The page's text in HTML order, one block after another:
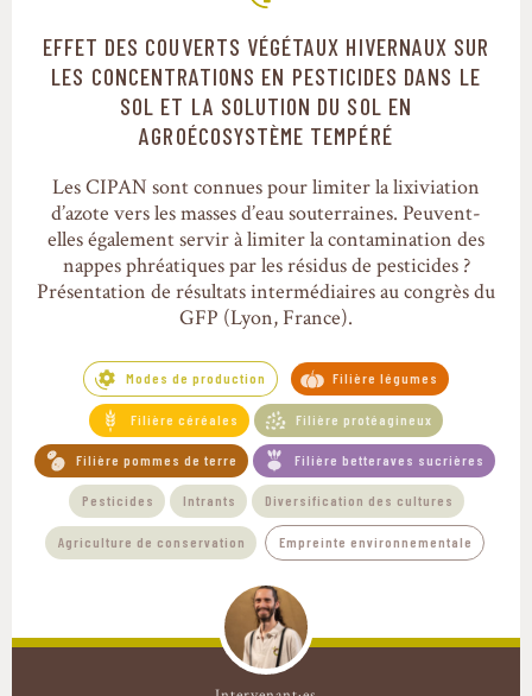
Modes de production
EFFET DES COUVERTS VÉGÉTAUX HIVERNAUX SUR
LES CONCENTRATIONS EN PESTICIDES DANS LE
SOL ET LA SOLUTION DU SOL EN
AGROÉCOSYSTÈME TEMPÉRÉ
Les CIPAN sont connues pour limiter la lixiviation
d’azote vers les masses d’eau souterraines. Peuvent-
elles également servir à limiter la contamination des
nappes phréatiques par les résidus de pesticides ?
Présentation de résultats intermédiaires au congrès du
GFP (Lyon, France).
Modes de production Filière légumes
Filière céréales Filière protéagineux
Filière pommes de terre Filière betteraves sucrières
Pesticides Intrants Diversification des cultures
Agriculture de conservation Empreinte environnementale